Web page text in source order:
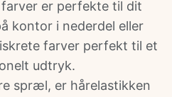
er perfekte til dit
kontor i nederdel eller
farver perfekt til et
udtryk.
spræl, er hårelastikken